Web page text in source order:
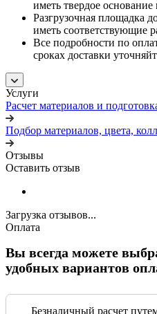
иметь твердое
Разгрузочная площадка
иметь соответствующие
Все подробности по
сроках доставки
Услуги
Расчет материалов и
Подбор материалов, цвета,
Отзывы
Оставить отзыв
Загрузка отзывов...
Оплата
Вы всегда можете
удобных вариантов
Безналичный расчет